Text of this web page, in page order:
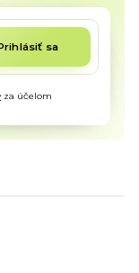
sa
za účelom